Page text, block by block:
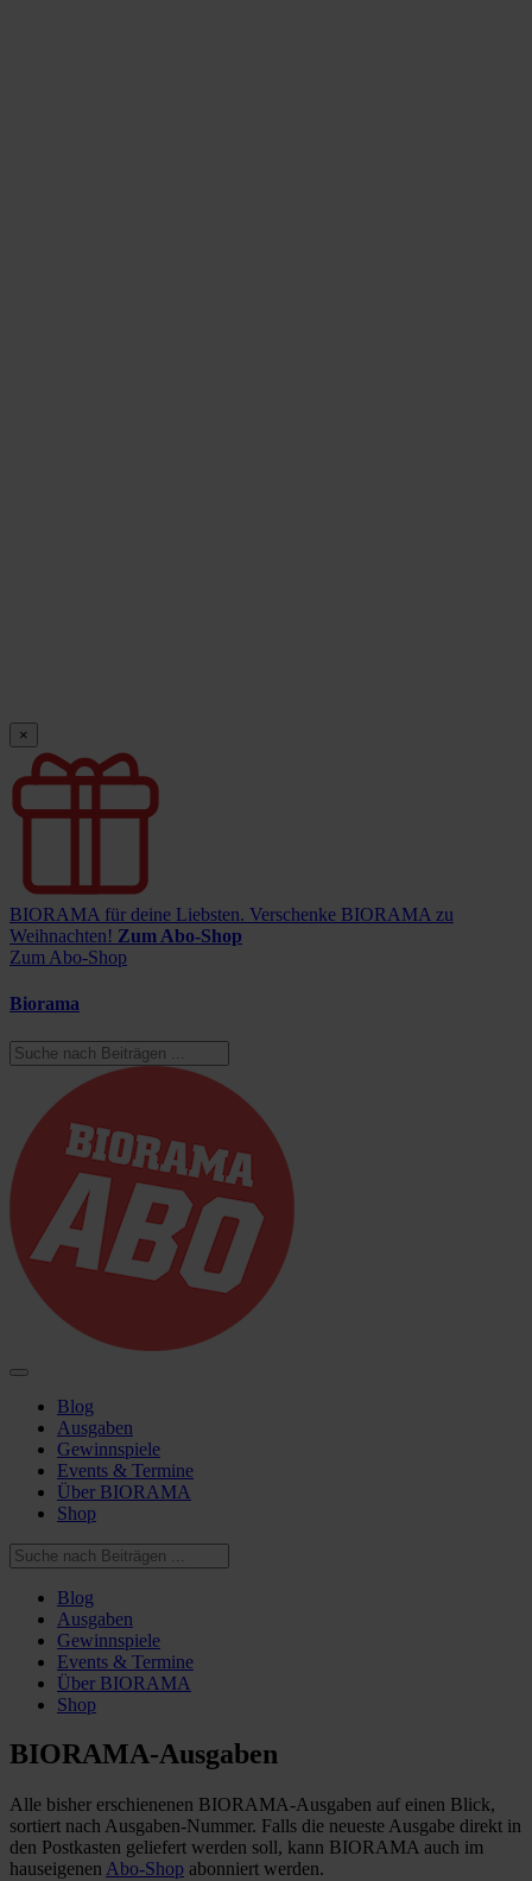
×
BIORAMA für deine Liebsten. Verschenke BIORAMA zu
Weihnachten! Zum Abo-Shop
Zum Abo-Shop
Biorama
Blog
Ausgaben
Gewinnspiele
Events & Termine
Über BIORAMA
Shop
Blog
Ausgaben
Gewinnspiele
Events & Termine
Über BIORAMA
Shop
BIORAMA-Ausgaben
Alle bisher erschienenen BIORAMA-Ausgaben auf einen Blick,
sortiert nach Ausgaben-Nummer. Falls die neueste Ausgabe direkt in
den Postkasten geliefert werden soll, kann BIORAMA auch im
hauseigenen Abo-Shop abonniert werden.